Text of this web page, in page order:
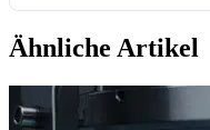
Ähnliche Artikel